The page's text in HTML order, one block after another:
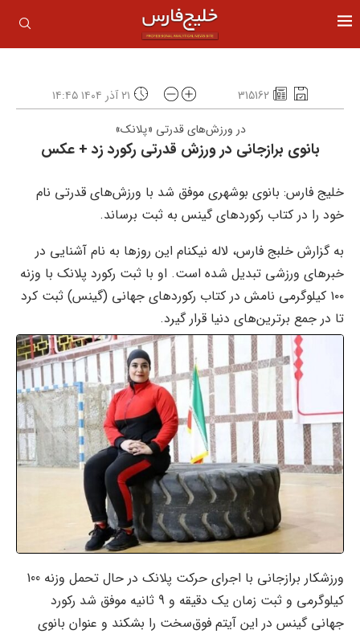
315162
۲۱ آذر ۱۴۰۴ ۱۴:۴۵
در ورزش‌های قدرتی «پلانک»
بانوی برازجانی در ورزش قدرتی رکورد زد + عکس
خلیج فارس: بانوی بوشهری موفق شد با ورزش‌های قدرتی نام
خود را در کتاب رکوردهای گینس به ثبت برساند.
به گزارش خلبج فارس، لاله نیکنام این روزها به نام آشنایی در
خبرهای ورزشی تبدیل شده است. او با ثبت رکورد پلانک با وزنه
۱۰۰ کیلوگرمی نامش در کتاب رکوردهای جهانی (گینس) ثبت کرد
تا در جمع برترین‌های دنیا قرار گیرد.
ورزشکار برازجانی با اجرای حرکت پلانک در حال تحمل وزنه 100
کیلوگرمی و ثبت زمان یک دقیقه و 9 ثانیه موفق شد رکورد
جهانی گینس در این آیتم فوق‌سخت را بشکند و عنوان بانوی